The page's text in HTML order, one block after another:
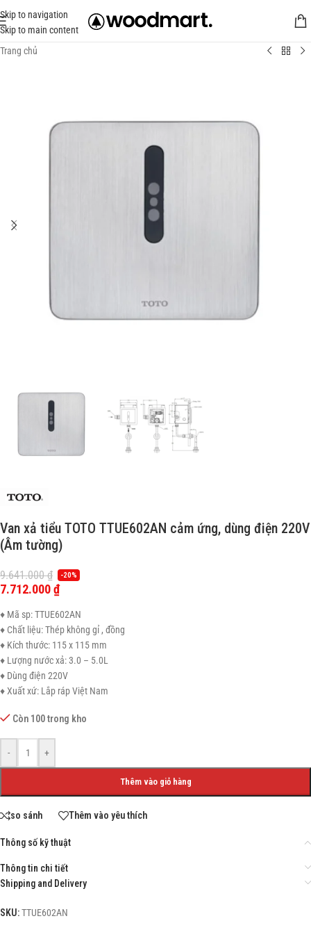
Skip to navigation
Skip to main content
Trang chủ
Van xả tiểu TOTO TTUE602AN cảm ứng, dùng điện 220V
(Âm tường)
9.641.000₫ -20%
7.712.000₫
♦ Mã sp: TTUE602AN
♦ Chất liệu: Thép không gỉ , đồng
♦ Kích thước: 115 x 115 mm
♦ Lượng nước xả: 3.0 – 5.0L
♦ Dùng điện 220V
♦ Xuất xứ: Lắp ráp Việt Nam
Còn 100 trong kho
- +
Thêm vào giỏ hàng
so sánh Thêm vào yêu thích
Thông số kỹ thuật
Thông tin chi tiết
Shipping and Delivery
SKU:TTUE602AN